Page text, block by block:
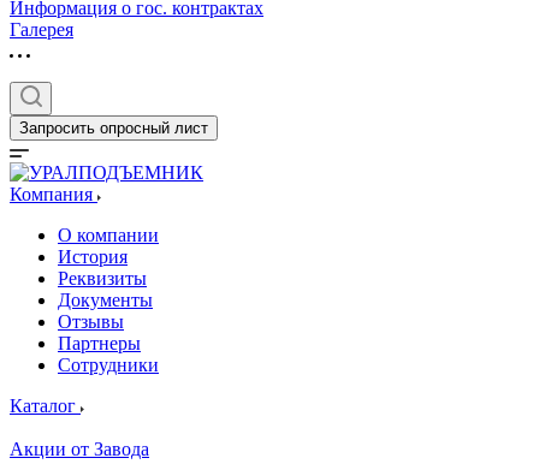
Информация о гос. контрактах
Галерея
Запросить опросный лист
Компания
О компании
История
Реквизиты
Документы
Отзывы
Партнеры
Сотрудники
Каталог
Акции от Завода